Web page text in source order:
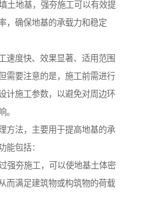
土地基，强夯施工可以有效提
，确保地基的承载力和稳定
速度快、效果显著、适用范围
需要注意的是，施工前需进行
计施工参数，以避免对周边环
。
方法，主要用于提高地基的承
能包括：
强夯施工，可以使地基土体密
而满足建筑物或构筑物的荷载